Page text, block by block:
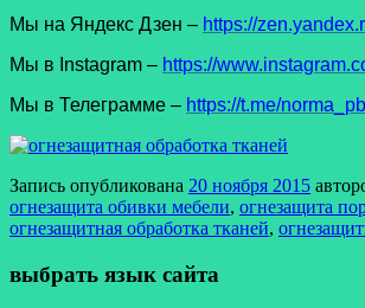
Мы на Яндекс Дзен – https://
Мы в Instagram – https://
Мы в Телеграмме – https://t.me/norma_pb
Запись опубликована 20 ноября 2015
огнезащита обивки мебели, огнезащита
огнезащитная обработка тканей,
выбрать язык сайта